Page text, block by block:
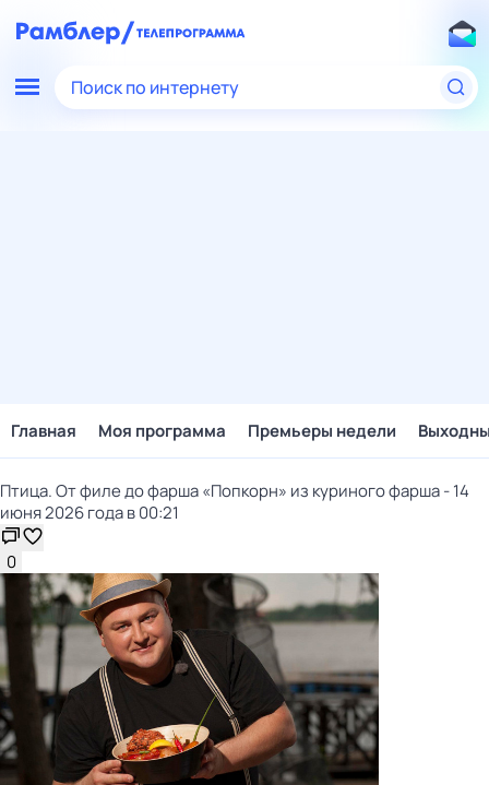
Поиск по интернету
Главная Моя программа Премьеры недели
Птица. От филе до фарша «Попкорн» из куриного фарша - 14
июня 2026 года в 00:21
0